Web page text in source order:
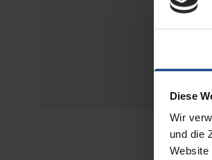
Diese
Wir
und die
Website